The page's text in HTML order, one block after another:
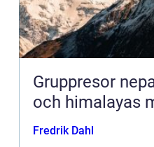
Gruppresor nepal Äventyr,
och himalayas
Fredrik Dahl